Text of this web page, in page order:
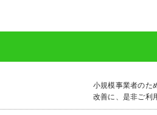
小規模事業者のた
改善に、是非ご